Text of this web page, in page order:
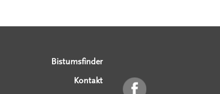
Bistumsfinder
Kontakt